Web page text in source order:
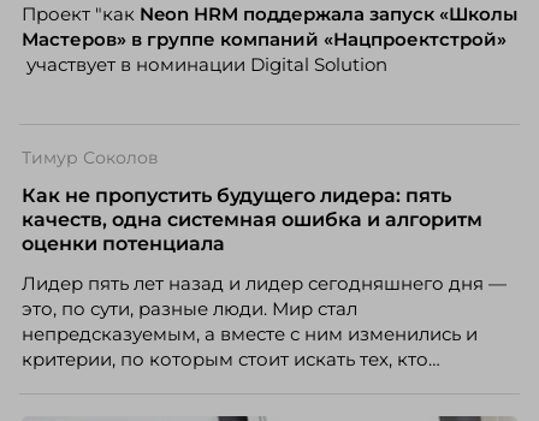
Проект "как Neon HRM поддержала запуск «Школы
Мастеров» в группе компаний «Нацпроектстрой»
участвует в номинации Digital Solution
Тимур Соколов
Как не пропустить будущего лидера: пять
качеств, одна системная ошибка и алгоритм
оценки потенциала
Лидер пять лет назад и лидер сегодняшнего дня —
это, по сути, разные люди. Мир стал
непредсказуемым, а вместе с ним изменились и
критерии, по которым стоит искать тех, кто